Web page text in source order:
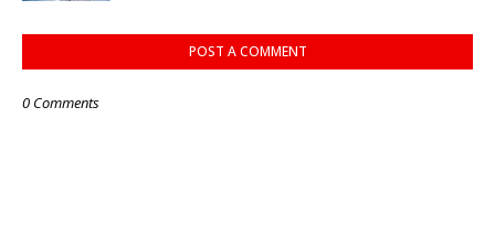
POST A COMMENT
0 Comments